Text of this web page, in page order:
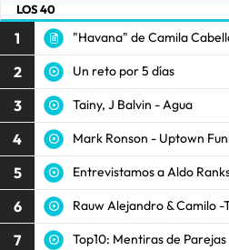
LOS 40
1 "Havana" de Camila
2 Un reto por 5 días
3 Tainy, J Balvin - Agua
4 Mark Ronson - Uptown
5 Entrevistamos a Aldo
6 Rauw Alejandro & Camilo -
7 Top10: Mentiras de Parejas